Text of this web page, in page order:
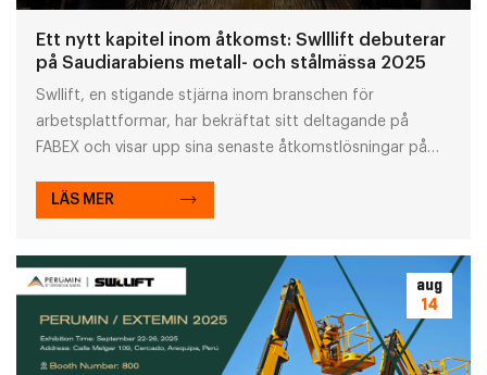
Ett nytt kapitel inom åtkomst: Swlllift debuterar
på Saudiarabiens metall- och stålmässa 2025
Swllift, en stigande stjärna inom branschen för
arbetsplattformar, har bekräftat sitt deltagande på
FABEX och visar upp sina senaste åtkomstlösningar på
LÄS MER
aug
14